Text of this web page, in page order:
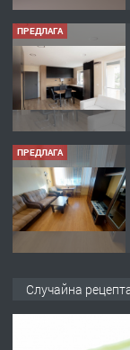
ПРЕДЛАГА
ПРЕДЛАГА
Случайна